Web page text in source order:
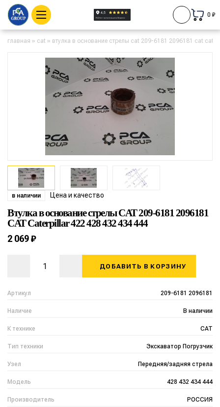
0 ₽
главная » cat » втулка в основание стрелы cat 209-6181 2096181 cat
в наличии Цена и качество
Втулка в основание стрелы CAT 209-6181 2096181
CAT Caterpillar 422 428 432 434 444
Артикул 209-6181 2096181
Наличие В наличии
К технике CAT
Тип техники Экскаватор Погрузчик
Узел Передняя/задняя стрела
Модель 428 432 434 444
Производитель РОССИЯ
2 069 ₽
ДОБАВИТЬ В КОРЗИНУ